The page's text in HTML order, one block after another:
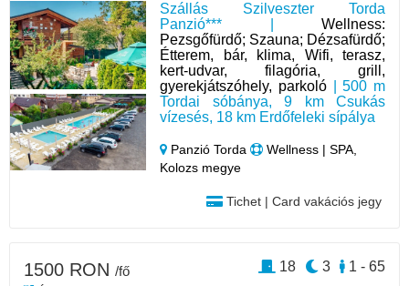
Szállás Szilveszter Torda
Panzió*** | Wellness:
Pezsgőfürdő; Szauna; Dézsafürdő;
Étterem, bár, klima, Wifi, terasz,
kert-udvar, filagória, grill,
gyerekjátszóhely, parkoló| 500 m
Tordai sóbánya, 9 km Csukás
vízesés, 18 km Erdőfeleki sípálya
Panzió Torda
Wellness | SPA,
Kolozs megye
Tichet | Card vakációs jegy
1500 RON /fő 1 - 65
3
18